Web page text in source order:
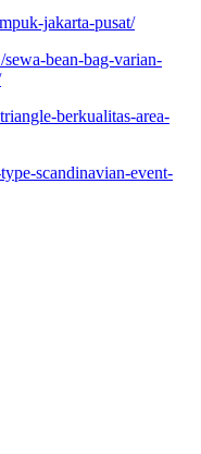
jakarta-pusat/
bean-bag-varian-
berkualitas-area-
scandinavian-event-